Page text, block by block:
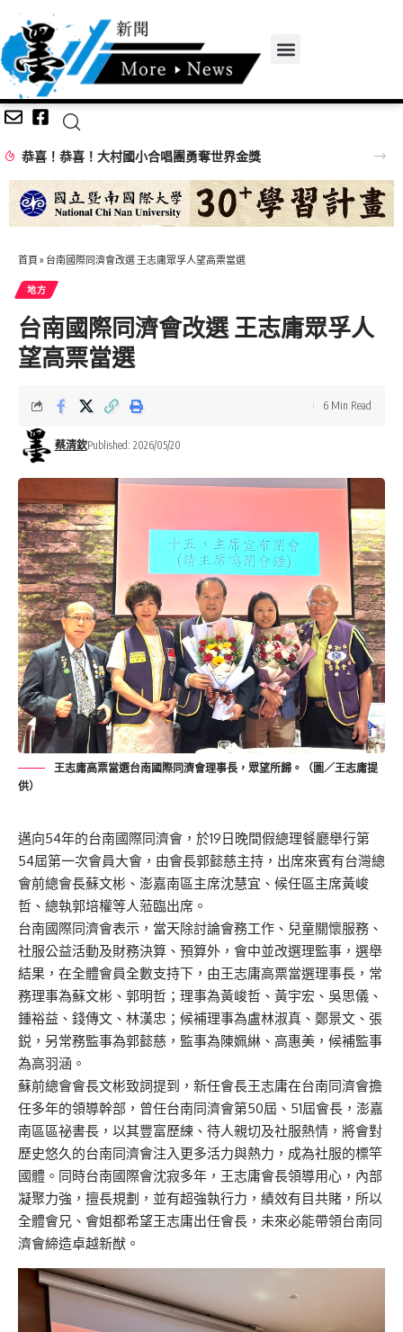
恭喜！恭喜！大村國小合唱團勇奪世界金獎
首頁 » 台南國際同濟會改選 王志庸眾孚人望高票當選
地方
台南國際同濟會改選 王志庸眾孚人
望高票當選
蔡清欽Published: 2026/05/20
6 Min Read
王志庸高票當選台南國際同濟會理事長，眾望所歸。（圖／王志庸提
供）
邁向54年的台南國際同濟會，於19日晚間假總理餐廳舉行第
54屆第一次會員大會，由會長郭懿慈主持，出席來賓有台灣總
會前總會長蘇文彬、澎嘉南區主席沈慧宜、候任區主席黃峻
哲、總執郭培權等人蒞臨出席。
台南國際同濟會表示，當天除討論會務工作、兒童關懷服務、
社服公益活動及財務決算、預算外，會中並改選理監事，選舉
結果，在全體會員全數支持下，由王志庸高票當選理事長，常
務理事為蘇文彬、郭明哲；理事為黃峻哲、黃宇宏、吳思儀、
鍾裕益、錢傳文、林漢忠；候補理事為盧林淑真、鄭景文、張
鋭，另常務監事為郭懿慈，監事為陳姵綝、高惠美，候補監事
為高羽涵。
蘇前總會會長文彬致詞提到，新任會長王志庸在台南同濟會擔
任多年的領導幹部，曾任台南同濟會第50屆、51屆會長，澎嘉
南區區祕書長，以其豐富歷練、待人親切及社服熱情，將會對
歷史悠久的台南同濟會注入更多活力與熱力，成為社服的標竿
國體。同時台南國際會沈寂多年，王志庸會長領導用心，內部
凝聚力強，擅長規劃，並有超強執行力，績效有目共賭，所以
全體會兄、會姐都希望王志庸出任會長，未來必能帶領台南同
濟會締造卓越新猷。